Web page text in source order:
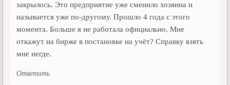
закрылось. Это предприятие уже сменило хозяина и
называется уже по-другому. Прошло 4 года с этого
момента. Больше я не работала официально. Мне
откажут на бирже в постановке на учёт? Справку взять
мне негде.
Ответить